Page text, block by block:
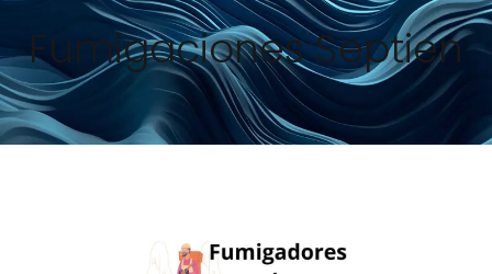
Fumigaciones Septien